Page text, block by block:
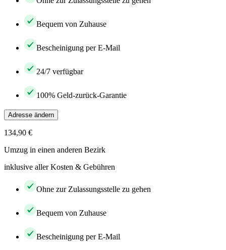
Bequem von Zuhause
Bescheinigung per E-Mail
24/7 verfügbar
100% Geld-zurück-Garantie
Adresse ändern
134,90 €
Umzug in einen anderen Bezirk
inklusive aller Kosten & Gebühren
Ohne zur Zulassungsstelle zu gehen
Bequem von Zuhause
Bescheinigung per E-Mail